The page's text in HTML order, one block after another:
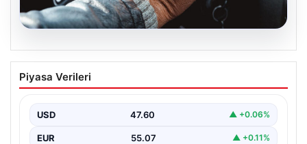
Emekliye ÖTV’siz araç verilecek mi,
yasa çıkacak mı? Milyonlarca emekli
Piyasa Verileri
USD 47.60 ▲ +0.06%
EUR 55.07 ▲ +0.11%